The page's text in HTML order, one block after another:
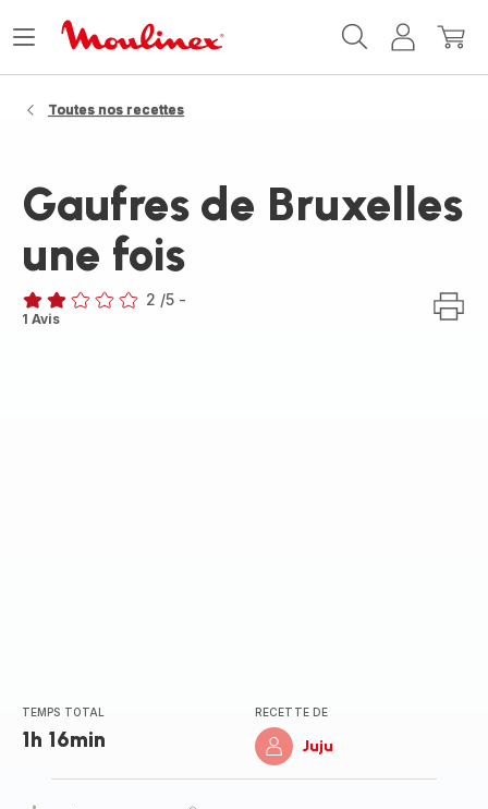
MonMon
Ouvrir
Toutes nos recettes
Gaufres de Bruxelles
une fois
Avis
2 /5 -
1 Avis
TEMPS TOTAL
1h 16min
RECETTE DE
Juju